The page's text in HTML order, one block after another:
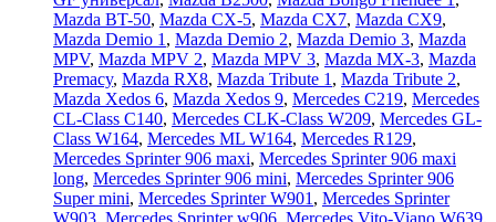
Mazda BT-50, Mazda CX-5, Mazda CX7, Mazda CX9,
Mazda Demio 1 , Mazda Demio 2, Mazda Demio 3, Mazda
MPV, Mazda MPV 2, Mazda MPV 3, Mazda MX-3, Mazda
Premacy, Mazda RX8, Mazda Tribute 1 , Mazda Tribute 2,
Mazda Xedos 6, Mazda Xedos 9, Mercedes C219, Mercedes
CL-Class C140, Mercedes CLK-Class W209, Mercedes GL-
Class W164, Mercedes ML W164, Mercedes R129,
Mercedes Sprinter 906 maxi, Mercedes Sprinter 906 maxi
long, Mercedes Sprinter 906 mini, Mercedes Sprinter 906
Super mini, Mercedes Sprinter W901 , Mercedes Sprinter
W903, Mercedes Sprinter w906, Mercedes Vito-Viano W639,